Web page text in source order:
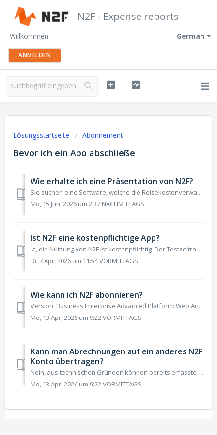
N2F - Expense reports
German
Willkommen
ANMELDEN
Lösungsstartseite Abonnement
Bevor ich ein Abo abschließe
Wie erhalte ich eine Präsentation von N2F?
Sie suchen eine Software, welche die Reisekostenverwaltung in Ihrem Unternehmen vereinfacht? Egal ob Sie selbstständig, in einem mittelständischen Untern...
Mo, 15 Jun, 2026 um 2:37 NACHMITTAGS
Ist N2F eine kostenpflichtige App?
Ja, die Nutzung von N2F ist kostenpflichtig. Der Testzeitraum von N2F beträgt einem Monat, so dass Sie die verschiedenen Funktionalitäten in den verfügb...
Di, 7 Apr, 2026 um 11:54 VORMITTAGS
Wie kann ich N2F abonnieren?
Version: Business Enterprise Advanced Platform: Web Android IOS Rolle: Benutzer Manager Buchhalter Administrator Sie möchten nach Ihrem Test von...
Mo, 13 Apr, 2026 um 9:22 VORMITTAGS
Kann man Abrechnungen auf ein anderes N2F
Konto übertragen?
Nein, aus technischen Gründen können bereits erfasste Daten nicht auf ein anderes N2F Konto übertragen werden. Wir empfehlen, die entsprechenden ...
Mo, 13 Apr, 2026 um 9:22 VORMITTAGS